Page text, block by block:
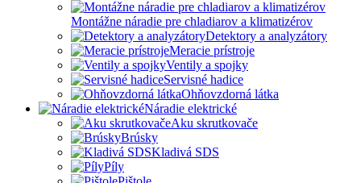
Montážne náradie pre chladiarov a klimatizérov
Detektory a analyzátory
Meracie prístroje
Ventily a spojky
Servisné hadice
Ohňovzdorná látka
Náradie elektrické
Aku skrutkovače
Brúsky
Kladivá SDS
Píly